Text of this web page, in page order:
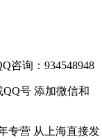
咨询：934548948
QQ号 添加微信和
专营 从上海直接发